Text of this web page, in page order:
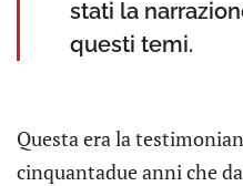
stati la
questi temi.
Questa era la
cinquantadue anni che